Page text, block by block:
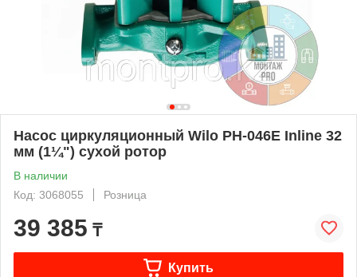
Насос циркуляционный Wilo PH-046E Inline 32
мм (1¼") сухой ротор
В наличии
Код: 3068055
Розница
39 385 ₸
Купить